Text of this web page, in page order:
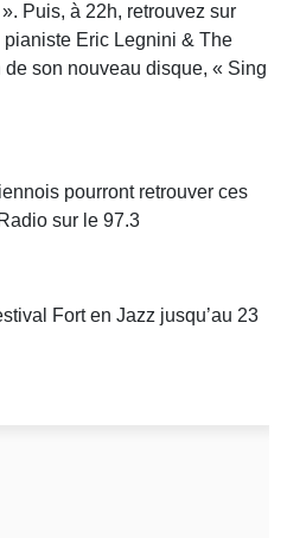
Puis, à 22h, retrouvez sur
Eric Legnini & The
de son nouveau disque, « Sing
pourront retrouver ces
sur le 97.3
Fort en Jazz jusqu’au 23